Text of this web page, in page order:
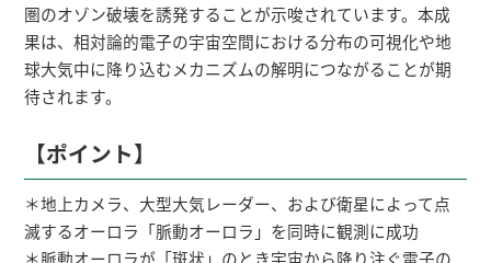
圏のオゾン破壊を誘発することが示唆されています。本成
果は、相対論的電子の宇宙空間における分布の可視化や地
球大気中に降り込むメカニズムの解明につながることが期
待されます。
【ポイント】
＊地上カメラ、大型大気レーダー、および衛星によって点
滅するオーロラ「脈動オーロラ」を同時に観測に成功